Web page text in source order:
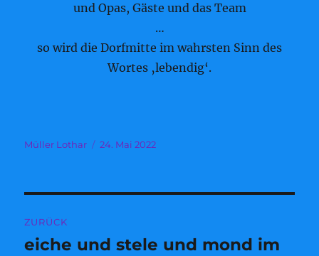
und Opas, Gäste und das Team
…
so wird die Dorfmitte im wahrsten Sinn des
Wortes ‚lebendig‘.
Autor
Müller Lothar
Veröffentlicht
24. Mai 2022
ZURÜCK
Vorheriger
eiche und stele und mond im